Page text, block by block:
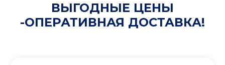
ВЫГОДНЫЕ ЦЕНЫ
-ОПЕРАТИВНАЯ ДОСТАВКА!